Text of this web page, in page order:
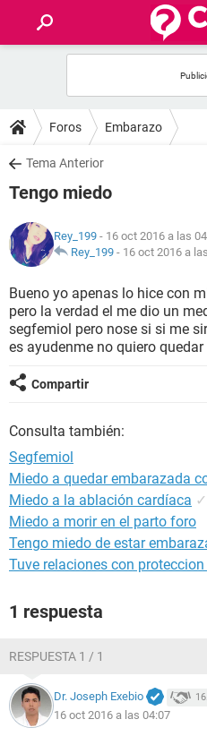
FOROS
SALUD
FAMILIA
NUTRICIÓN
BIENESTAR
SEXUALIDAD
GLOSARIO
Foros Embarazo
Tema Anterior
Tengo miedo
Rey_199 - 16 oct 2016 a las
Rey_199 - 16 oct 2016 a
Bueno yo apenas lo hice con
pero la verdad el me dio un
segfemiol pero nose si si me
es ayudenme no quiero
Compartir
Consulta también:
Segfemiol
Miedo a quedar embarazada
Miedo a la ablación cardíaca ✓
Miedo a morir en el parto foro
Tengo miedo de estar
Tuve relaciones con
1 respuesta
RESPUESTA 1 / 1
Dr. Joseph Exebio
16 oct 2016 a las 04:07